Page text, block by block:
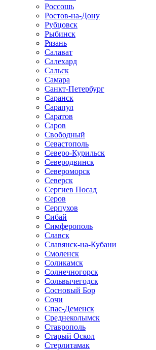
Россошь
Ростов-на-Дону
Рубцовск
Рыбинск
Рязань
Салават
Салехард
Сальск
Самара
Санкт-Петербург
Саранск
Сарапул
Саратов
Саров
Свободный
Севастополь
Северо-Курильск
Северодвинск
Североморск
Северск
Сергиев Посад
Серов
Серпухов
Сибай
Симферополь
Славск
Славянск-на-Кубани
Смоленск
Соликамск
Солнечногорск
Сольвычегодск
Сосновый Бор
Сочи
Спас-Деменск
Среднеколымск
Ставрополь
Старый Оскол
Стерлитамак